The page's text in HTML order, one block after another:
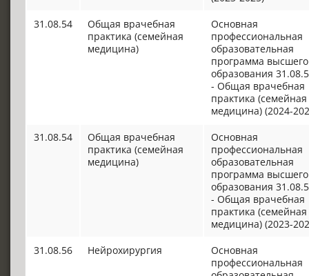
31.08.54
Общая врачебная
практика (семейная
медицина)
Основная
профессиональная
образовательная
программа высшего
образования
- Общая врачебная
практика (семейная
медицина) (2024-
31.08.54
Общая врачебная
практика (семейная
медицина)
Основная
профессиональная
образовательная
программа высшего
образования
- Общая врачебная
практика (семейная
медицина) (2023-
31.08.56
Нейрохирургия
Основная
профессиональная